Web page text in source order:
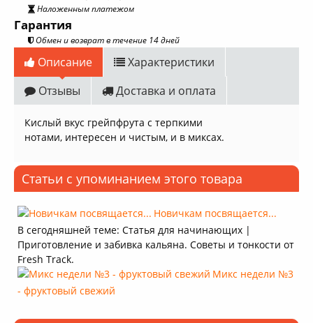
Наложенным платежом
Гарантия
Обмен и возврат в течение 14 дней
Описание
Характеристики
Отзывы
Доставка и оплата
Кислый вкус грейпфрута с терпкими
нотами, интересен и чистым, и в миксах.
Статьи с упоминанием этого товара
Новичкам посвящается...
В сегодняшней теме: Статья для начинающих |
Приготовление и забивка кальяна. Советы и тонкости от
Fresh Track.
Микс недели №3
- фруктовый свежий